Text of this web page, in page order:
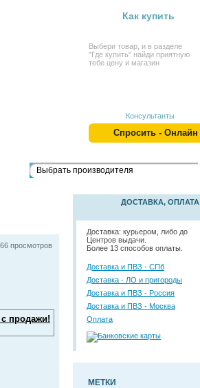
Как купить
Выбери товар, и в разделе
"Где купить" найди приятную
тебе цену и магазин
Консультанты
Спросить - Онлайн
Выбрать производителя
просмотров
с продажи!
ДОСТАВКА, ОПЛАТА
Доставка: курьером, либо до
Центров выдачи.
Более 13 способов оплаты.
Доставка и ПВЗ - СПб
Доставка - ЛО и пригороды
Доставка и ПВЗ - Россия
Доставка и ПВЗ - Москва
Оплата
МЕТКИ